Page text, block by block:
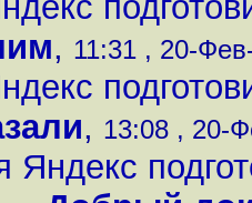
, 11:31 , 20-
, 13:08 , 20-
Яндекс